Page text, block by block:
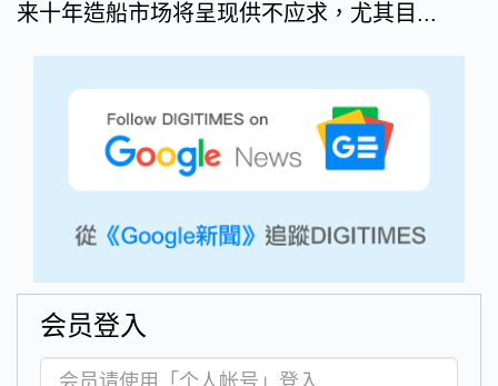
来十年造船市场将呈现供不应求，尤其目...
会员登入